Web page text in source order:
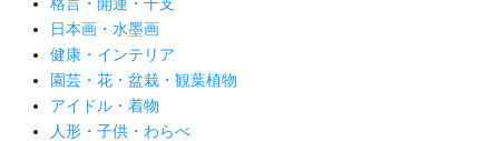
日本画・水墨画
健康・インテリア
園芸・花・盆栽・観葉植物
アイドル・着物
人形・子供・わらべ